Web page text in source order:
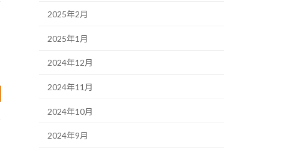
2025年2月
2025年1月
2024年12月
2024年11月
2024年10月
2024年9月